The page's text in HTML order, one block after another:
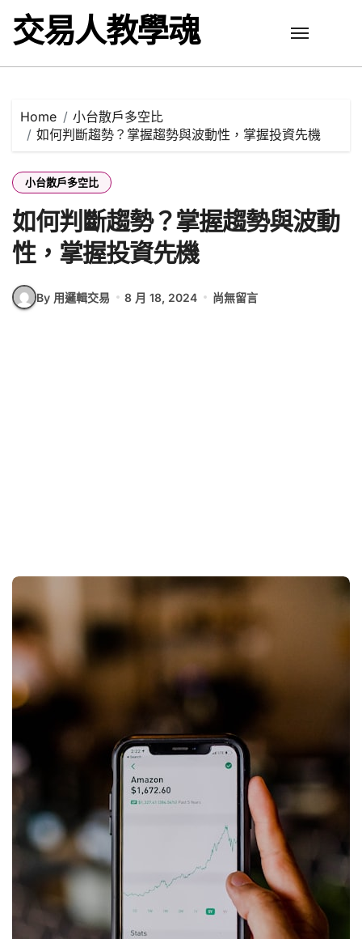
content
交易人教學魂
Home
小台散戶多空比
如何判斷趨勢？掌握趨勢與波動性，掌握投資先機
小台散戶多空比
如何判斷趨勢？掌握趨勢與波動
性，掌握投資先機
By 用邏輯交易 8 月 18, 2024 尚無留言